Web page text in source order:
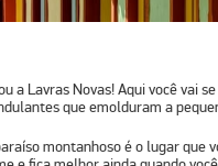
a Lavras Novas! Aqui você vai
que emolduram a
montanhoso é o lugar que